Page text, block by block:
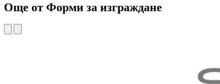
Още от Форми за изграждане